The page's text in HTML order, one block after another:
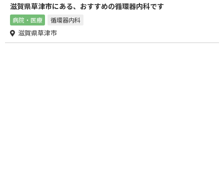
滋賀県草津市にある、おすすめの循環器内科です
病院・医療 循環器内科
滋賀県草津市